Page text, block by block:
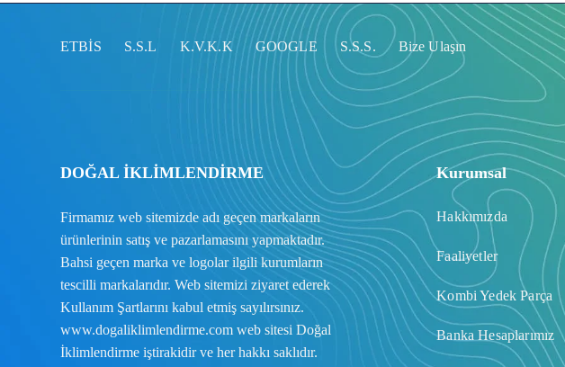
ETBİS S.S.L K.V.K.K GOOGLE S.S.S. Bize Ulaşın
DOĞAL İKLİMLENDİRME
Firmamız web sitemizde adı geçen markaların
ürünlerinin satış ve pazarlamasını yapmaktadır.
Bahsi geçen marka ve logolar ilgili kurumların
tescilli markalarıdır. Web sitemizi ziyaret ederek
Kullanım Şartlarını kabul etmiş sayılırsınız.
www.dogaliklimlendirme.com web sitesi Doğal
İklimlendirme iştirakidir ve her hakkı saklıdır.
Kurumsal
Hakkımızda
Faaliyetler
Kombi Yedek Parça
Banka Hesaplarımız